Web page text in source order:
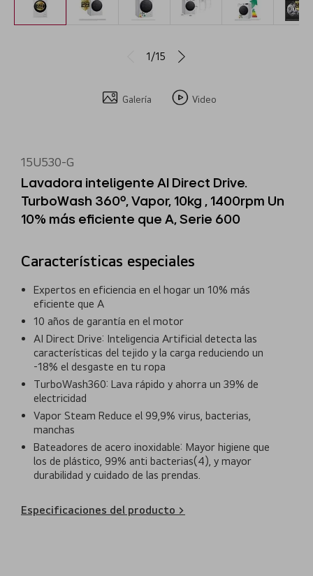
1/15
Galería Video
15U530-G
Lavadora inteligente AI Direct Drive.
TurboWash 360º, Vapor, 10kg , 1400rpm Un
10% más eficiente que A, Serie 600
Características especiales
Expertos en eficiencia en el hogar un 10% más
eficiente que A
10 años de garantía en el motor
AI Direct Drive: Inteligencia Artificial detecta las
características del tejido y la carga reduciendo un
-18% el desgaste en tu ropa
TurboWash360: Lava rápido y ahorra un 39% de
electricidad
Vapor Steam Reduce el 99,9% virus, bacterias,
manchas
Bateadores de acero inoxidable: Mayor higiene que
los de plástico, 99% anti bacterias(4), y mayor
durabilidad y cuidado de las prendas.
Especificaciones del producto >